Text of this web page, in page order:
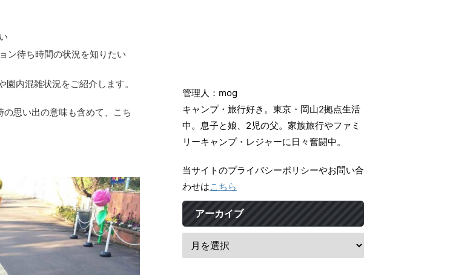
ン待ち時間の状況を知りたい
内混雑状況をご紹介します。
思い出の意味も含めて、こち
管理人：mog
キャンプ・旅行好き。東京・岡山2拠点生活
中。息子と娘、2児の父。家族旅行やファミ
リーキャンプ・レジャーに日々奮闘中。
当サイトのプライバシーポリシーやお問い合
わせはこちら
アーカイブ